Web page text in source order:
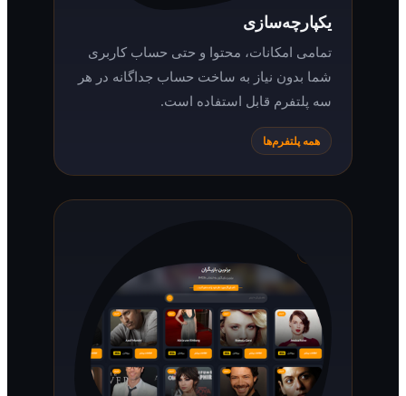
یکپارچه‌سازی
تمامی امکانات، محتوا و حتی حساب کاربری
شما بدون نیاز به ساخت حساب جداگانه در هر
سه پلتفرم قابل استفاده است.
همه پلتفرم‌ها